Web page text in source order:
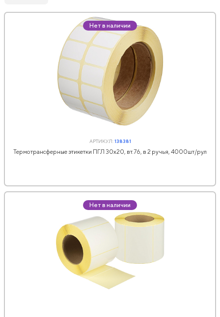
Нет в наличии
АРТИКУЛ:138381
Термотрансферные этикетки ПГЛ 30x20, вт.76, в 2 ручья, 4000шт/рул
Нет в наличии